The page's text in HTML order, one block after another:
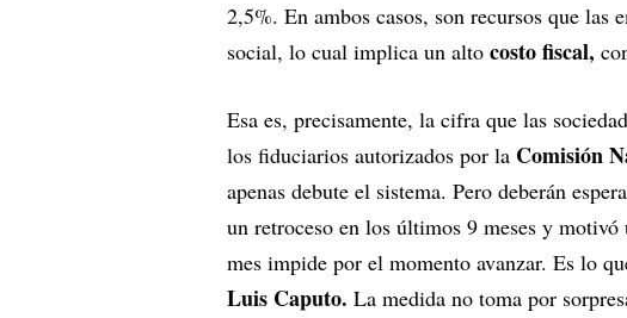
2,5%. En ambos casos, son recursos que las
social, lo cual implica un alto costo fiscal,
Esa es, precisamente, la cifra que las
los fiduciarios autorizados por la Comisión
apenas debute el sistema. Pero deberán
un retroceso en los últimos 9 meses y
mes impide por el momento avanzar. Es lo
Luis Caputo. La medida no toma por